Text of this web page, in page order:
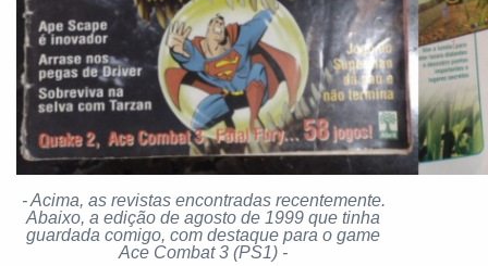
- Acima, as revistas encontradas recentemente.
Abaixo, a edição de agosto de 1999 que tinha
guardada comigo, com destaque para o game
Ace Combat 3 (PS1) -